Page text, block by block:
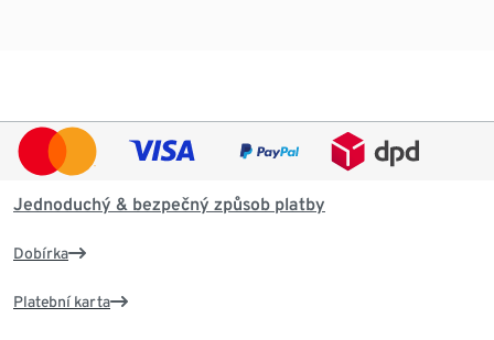
Jednoduchý & bezpečný způsob platby
Dobírka
Platební karta